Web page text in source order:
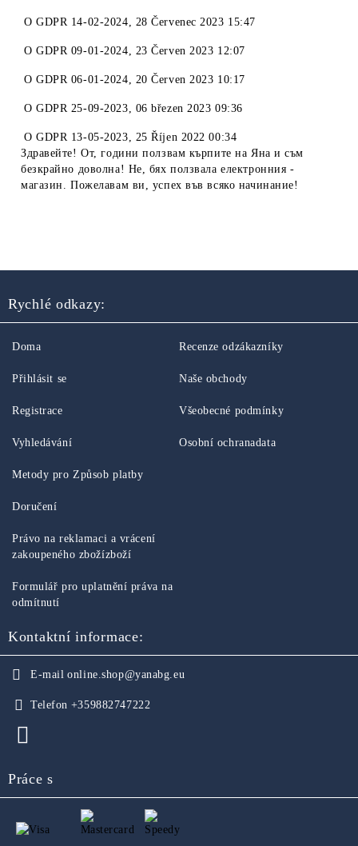
OGDPR 14-02-2024, 28 Červenec 2023 15:47
OGDPR 09-01-2024, 23 Červen 2023 12:07
OGDPR 06-01-2024, 20 Červen 2023 10:17
OGDPR 25-09-2023, 06 březen 2023 09:36
OGDPR 13-05-2023, 25 Říjen 2022 00:34
Здравейте! От, години ползвам кърпите на Яна и съм
безкрайно доволна! Не, бях ползвала електронния -
магазин. Пожелавам ви, успех във всяко начинание!
Rychlé odkazy:
Doma
Přihlásit se
Registrace
Vyhledávání
Recenze odzákazníky
Naše obchody
Všeobecné podmínky
Osobní ochranadata
Metody pro Způsob platby
Doručení
Právo na reklamaci a vrácení
zakoupeného zbožízboží
Formulář pro uplatnění práva na
odmítnutí
Kontaktní informace:
E-mail online.shop@yanabg.eu
Telefon +359882747222
Práce s